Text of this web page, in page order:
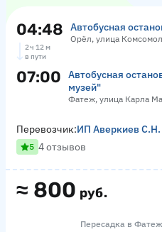
04:48 Автобусная
Орёл, улица
2 ч 12 м
в пути
07:00
Автобусная
музей"
Фатеж, улица Карла
≈ 800 руб.
Перевозчик:ИП Аверкиев С.Н.
5 4 отзывов
Пересадка в